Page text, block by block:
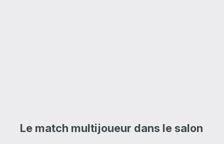
Le match multijoueur dans le salon